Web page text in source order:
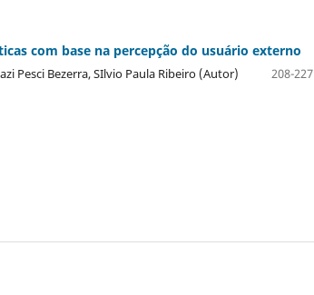
com base na percepção do usuário externo
Pesci Bezerra, SIlvio Paula Ribeiro (Autor)
208-227